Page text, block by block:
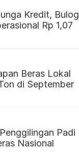
Kredit, Bulog
Rp 1,07
Beras Lokal
di September
Padi
Nasional